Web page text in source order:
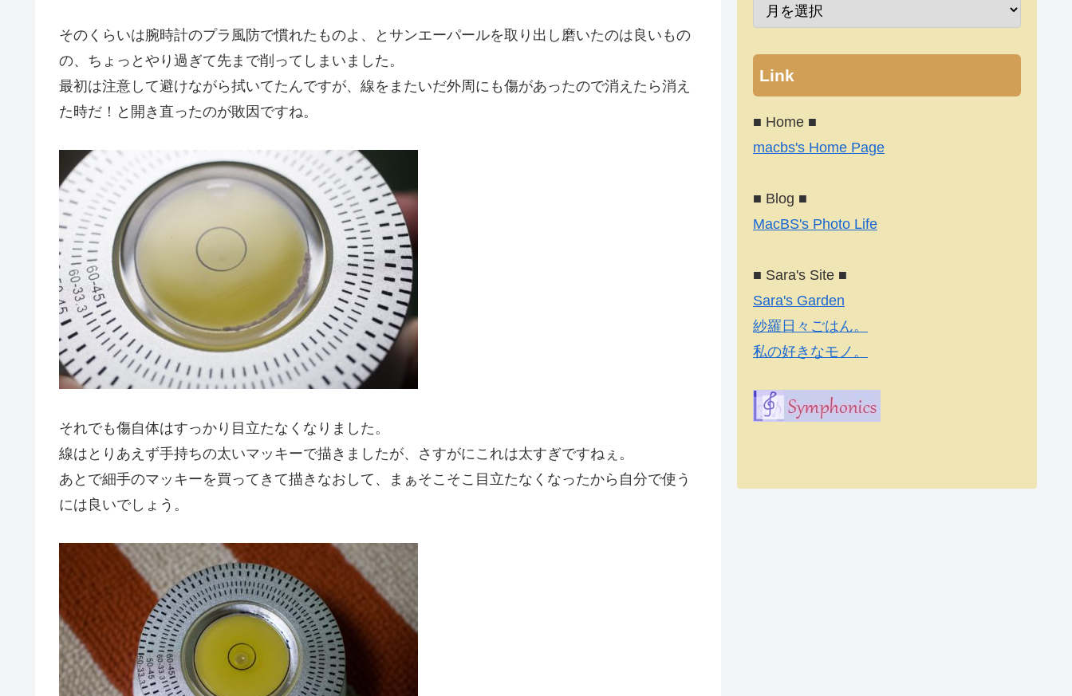
そのくらいは腕時計のプラ風防で慣れたものよ、とサンエーパールを取り出し磨いたのは良いもの
の、ちょっとやり過ぎて先まで削ってしまいました。
最初は注意して避けながら拭いてたんですが、線をまたいだ外周にも傷があったので消えたら消え
た時だ！と開き直ったのが敗因ですね。
それでも傷自体はすっかり目立たなくなりました。
線はとりあえず手持ちの太いマッキーで描きましたが、さすがにこれは太すぎですねぇ。
あとで細手のマッキーを買ってきて描きなおして、まぁそこそこ目立たなくなったから自分で使う
には良いでしょう。
Link
■ Home ■
macbs's Home Page
■ Blog ■
MacBS's Photo Life
■ Sara's Site ■
Sara's Garden
紗羅日々ごはん。
私の好きなモノ。